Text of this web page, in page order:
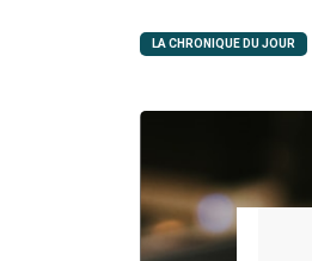
LA CHRONIQUE DU JOUR